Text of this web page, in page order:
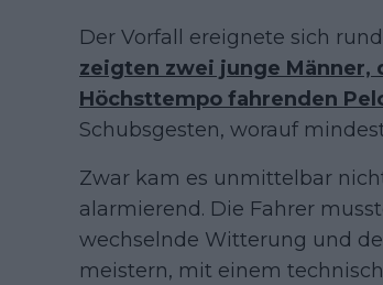
Der Vorfall ereignete sich
zeigten zwei junge Männer,
Höchsttempo fahrenden
Schubsgesten, worauf
Zwar kam es unmittelbar
alarmierend. Die Fahrer
wechselnde Witterung und
meistern, mit einem